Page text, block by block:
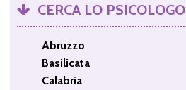
CERCA LO PSICOLOGO
Abruzzo
Basilicata
Calabria